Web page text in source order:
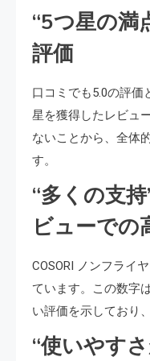
“5つ星の満
評価
口コミでも5.0の評価
星を獲得したレビュ
ないことから、全体
す。
“多くの支
ビューでの
COSORI ノンフライ
ています。この数字
い評価を示しており
“使いやす